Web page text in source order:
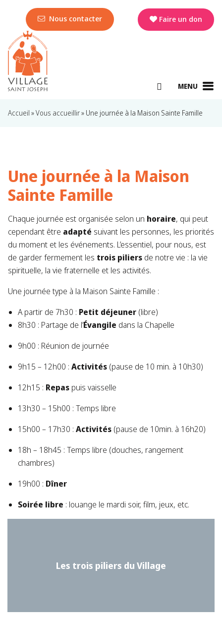
Nous contacter Faire un don
MENU
Accueil »Vous accueillir» Une journée à la Maison Sainte Famille
Une journée à la Maison
Sainte Famille
Chaque journée est organisée selon un horaire, qui peut
cependant être adapté suivant les personnes, les priorités
du moment et les événements. L’essentiel, pour nous, est
de garder fermement les trois piliers de notre vie : la vie
spirituelle, la vie fraternelle et les activités.
Une journée type à la Maison Sainte Famille :
A partir de 7h30 : Petit déjeuner (libre)
8h30 : Partage de l’Évangile dans la Chapelle
9h00 : Réunion de journée
9h15 – 12h00 : Activités (pause de 10 min. à 10h30)
12h15 : Repas puis vaisselle
13h30 – 15h00 : Temps libre
15h00 – 17h30 : Activités (pause de 10min. à 16h20)
18h – 18h45 : Temps libre (douches, rangement
chambres)
19h00 : Dîner
Soirée libre : louange le mardi soir, film, jeux, etc.
Les trois piliers du Village